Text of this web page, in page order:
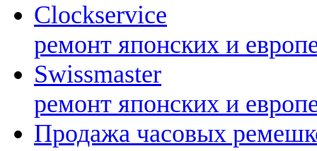
Clockservice
ремонт японских и
Swissmaster
ремонт японских и
Продажа часовых